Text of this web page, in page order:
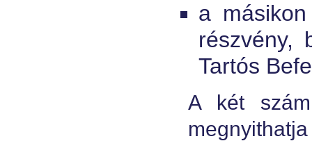
a
részvény,
Tartós
A két